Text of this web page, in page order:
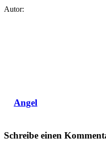
Autor:
Angel
Schreibe einen